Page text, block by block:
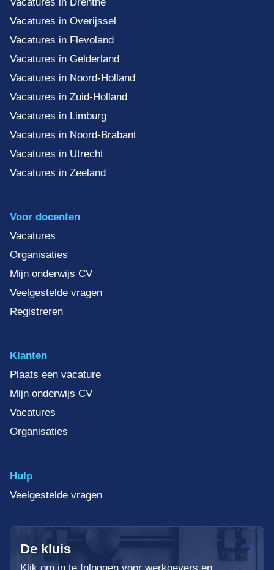
Vacatures in Overijssel
Vacatures in Flevoland
Vacatures in Gelderland
Vacatures in Noord-Holland
Vacatures in Zuid-Holland
Vacatures in Limburg
Vacatures in Noord-Brabant
Vacatures in Utrecht
Vacatures in Zeeland
Voor docenten
Vacatures
Organisaties
Mijn onderwijs CV
Veelgestelde vragen
Registreren
Klanten
Plaats een vacature
Mijn onderwijs CV
Vacatures
Organisaties
Hulp
Veelgestelde vragen
De kluis